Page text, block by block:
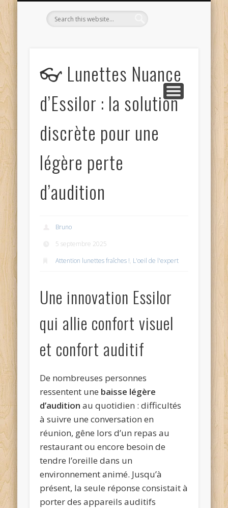
👓 Lunettes Nuance
d’Essilor : la solution
discrète pour une
légère perte
d’audition
Bruno
5 septembre 2025
Attention lunettes fraîches !, L'oeil de l'expert
Une innovation Essilor
qui allie confort visuel
et confort auditif
De nombreuses personnes
ressentent une baisse légère
d’audition au quotidien : difficultés
à suivre une conversation en
réunion, gêne lors d’un repas au
restaurant ou encore besoin de
tendre l’oreille dans un
environnement animé. Jusqu’à
présent, la seule réponse consistait à
porter des appareils auditifs